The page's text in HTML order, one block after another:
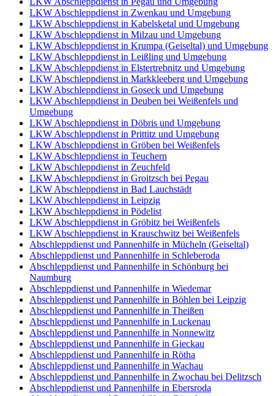
LKW Abschleppdienst in Zwenkau und Umgebung
LKW Abschleppdienst in Kabelsketal und Umgebung
LKW Abschleppdienst in Milzau und Umgebung
LKW Abschleppdienst in Krumpa (Geiseltal) und Umgebung
LKW Abschleppdienst in Leißling und Umgebung
LKW Abschleppdienst in Elstertrebnitz und Umgebung
LKW Abschleppdienst in Markkleeberg und Umgebung
LKW Abschleppdienst in Goseck und Umgebung
LKW Abschleppdienst in Deuben bei Weißenfels und
Umgebung
LKW Abschleppdienst in Döbris und Umgebung
LKW Abschleppdienst in Prittitz und Umgebung
LKW Abschleppdienst in Gröben bei Weißenfels
LKW Abschleppdienst in Teuchern
LKW Abschleppdienst in Zeuchfeld
LKW Abschleppdienst in Groitzsch bei Pegau
LKW Abschleppdienst in Bad Lauchstädt
LKW Abschleppdienst in Leipzig
LKW Abschleppdienst in Pödelist
LKW Abschleppdienst in Gröbitz bei Weißenfels
LKW Abschleppdienst in Krauschwitz bei Weißenfels
Abschleppdienst und Pannenhilfe in Mücheln (Geiseltal)
Abschleppdienst und Pannenhilfe in Schleberoda
Abschleppdienst und Pannenhilfe in Schönburg bei
Naumburg
Abschleppdienst und Pannenhilfe in Wiedemar
Abschleppdienst und Pannenhilfe in Böhlen bei Leipzig
Abschleppdienst und Pannenhilfe in Theißen
Abschleppdienst und Pannenhilfe in Luckenau
Abschleppdienst und Pannenhilfe in Nonnewitz
Abschleppdienst und Pannenhilfe in Gieckau
Abschleppdienst und Pannenhilfe in Rötha
Abschleppdienst und Pannenhilfe in Wachau
Abschleppdienst und Pannenhilfe in Zwochau bei Delitzsch
Abschleppdienst und Pannenhilfe in Ebersroda